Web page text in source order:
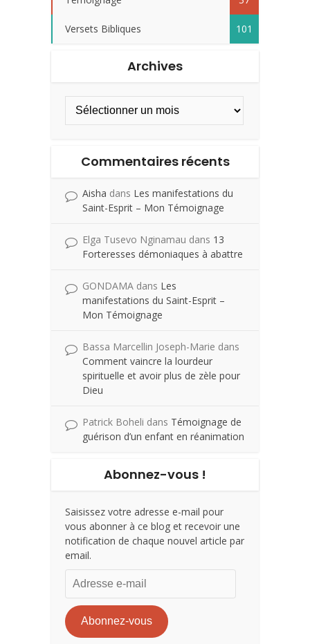
Versets Bibliques 101
Archives
Commentaires récents
Aisha dans Les manifestations du
Saint-Esprit – Mon Témoignage
Elga Tusevo Nginamau dans 13
Forteresses démoniaques à abattre
GONDAMA dans Les
manifestations du Saint-Esprit –
Mon Témoignage
Bassa Marcellin Joseph-Marie dans
Comment vaincre la lourdeur
spirituelle et avoir plus de zèle pour
Dieu
Patrick Boheli dans Témoignage de
guérison d’un enfant en réanimation
Abonnez-vous !
Saisissez votre adresse e-mail pour
vous abonner à ce blog et recevoir une
notification de chaque nouvel article par
email.
Adresse
e-
mail
Abonnez-vous